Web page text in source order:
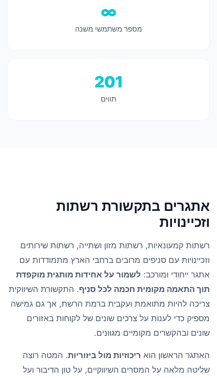
∞
מספר משתמשי משנה
201
תווים
אתגרים בתקשורת רשתות
וזכיינויות
רשתות קמעונאיות, רשתות מזון ושתייה, רשתות שירותים
וזכיינויות עם סניפים מרובים ברחבי הארץ מתמודדות עם
אתגר ייחודי ומורכב: לשמור על אחידות מותגית מוקפדת
תוך התאמה מקומית חכמה לכל סניף. התקשורת השיווקית
צריכה להיות מתואמת ועקבית ברמת הרשת, אך גם גמישה
מספיק כדי לענות על צרכים שונים של לקוחות באזורים
שונים ובהקשרים מקומיים מגוונים.
האתגר הראשון הוא ריכוזיות מול ביזוריות. המטה רוצה
שליטה מלאה על המסרים השיווקיים, על טון הדיבור ועל